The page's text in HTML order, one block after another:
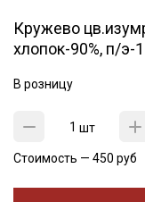
Кружево
хлопок-90%, п/э-
В розницу
шт
Стоимость — 450 руб